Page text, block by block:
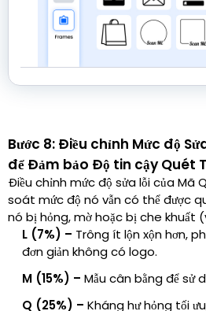
Bước 8: Điều chỉnh Mức độ
để Đảm bảo Độ tin cậy Quét
Điều chỉnh mức độ sửa lỗi của Mã
soát mức độ nó vẫn có thể được
nó bị hỏng, mờ hoặc bị che khuất
L (7%) – Trông ít lộn xộn hơn,
đơn giản không có logo.
M (15%) – Mẫu cân bằng để sử
Q (25%) – Kháng hư hỏng tối